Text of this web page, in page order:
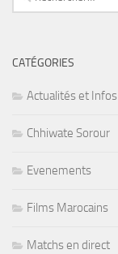
CATÉGORIES
Actualités et Infos
Chhiwate Sorour
Evenements
Films Marocains
Matchs en direct